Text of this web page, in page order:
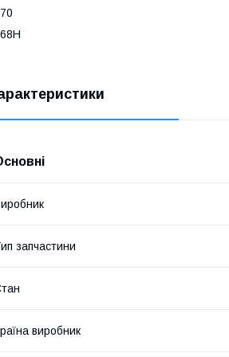
запчастини
виробник